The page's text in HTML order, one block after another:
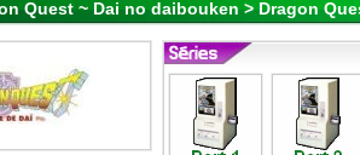
Quest ~ Dai no daibouken > Dragon